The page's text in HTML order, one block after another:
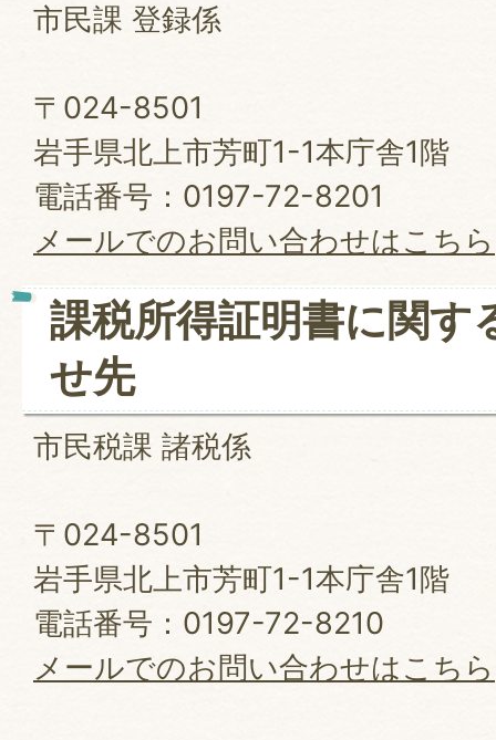
市民課 登録係
〒024-8501
岩手県北上市芳町1-1本庁舎1階
電話番号：0197-72-8201
メールでのお問い合わせはこちら
課税所得証明書に関す
せ先
市民税課 諸税係
〒024-8501
岩手県北上市芳町1-1本庁舎1階
電話番号：0197-72-8210
メールでのお問い合わせはこちら